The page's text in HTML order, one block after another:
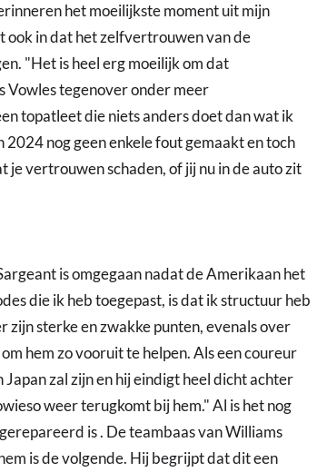
het moeilijkste moment uit mijn
ook in dat het zelfvertrouwen van de
"Het is heel erg moeilijk om dat
Vowles tegenover onder meer
topatleet die niets anders doet dan wat ik
nog geen enkele fout gemaakt en toch
je vertrouwen schaden, of jij nu in de auto zit
is omgegaan nadat de Amerikaan het
die ik heb toegepast, is dat ik structuur heb
sterke en zwakke punten, evenals over
hem zo vooruit te helpen. Als een coureur
zal zijn en hij eindigt heel dicht achter
weer terugkomt bij hem." Al is het nog
is . De teambaas van Williams
is de volgende. Hij begrijpt dat dit een